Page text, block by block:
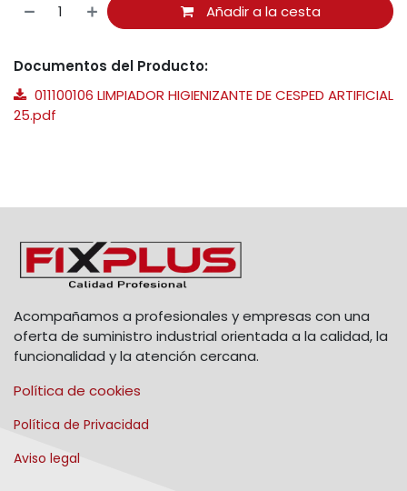
Añadir a la cesta
Documentos del Producto:
011100106 LIMPIADOR HIGIENIZANTE DE CESPED ARTIFICIAL
25.pdf
Acompañamos a profesionales y empresas con una
oferta de suministro industrial orientada a la calidad, la
funcionalidad y la atención cercana.
Política de cookies
Política de Privacidad
Aviso legal